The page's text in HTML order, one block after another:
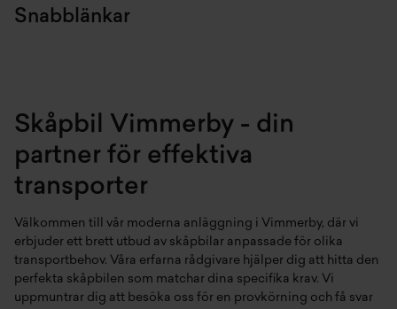
Snabblänkar
Skåpbil Vimmerby - din
partner för effektiva
transporter
Välkommen till vår moderna anläggning i Vimmerby, där vi
erbjuder ett brett utbud av skåpbilar anpassade för olika
transportbehov. Våra erfarna rådgivare hjälper dig att hitta den
perfekta skåpbilen som matchar dina specifika krav. Vi
uppmuntrar dig att besöka oss för en provkörning och få svar